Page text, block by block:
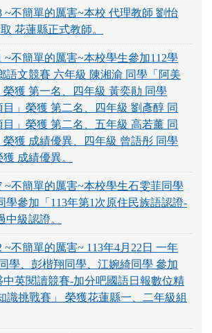
~不簡單的厲害~本校 代理教師 劉怡
花蓮縣正式教師。
~不簡單的厲害~本校學生參加112學
語文競賽 六年級 陳湘渝 同學「阿美
獲 第一名、四年級 黃奕勛 同學
目」榮獲 第二名、四年級 劉彥醇 同
」榮獲 第二名、五年級 高若薰 同
獲 成績優異、四年級 曾語彤 同學
成績優異。
~不簡單的厲害~本校學生石雯菲同學
學參加「113年第1次原住民族語認證-
中級認證。
~不簡單的厲害~ 113年4月22日 一年
學、彭楷翔同學、江婉綺同學 參加
中英閱讀競賽-加分吧國語日報數位精
識挑戰賽」 榮獲花蓮縣一、二年級組